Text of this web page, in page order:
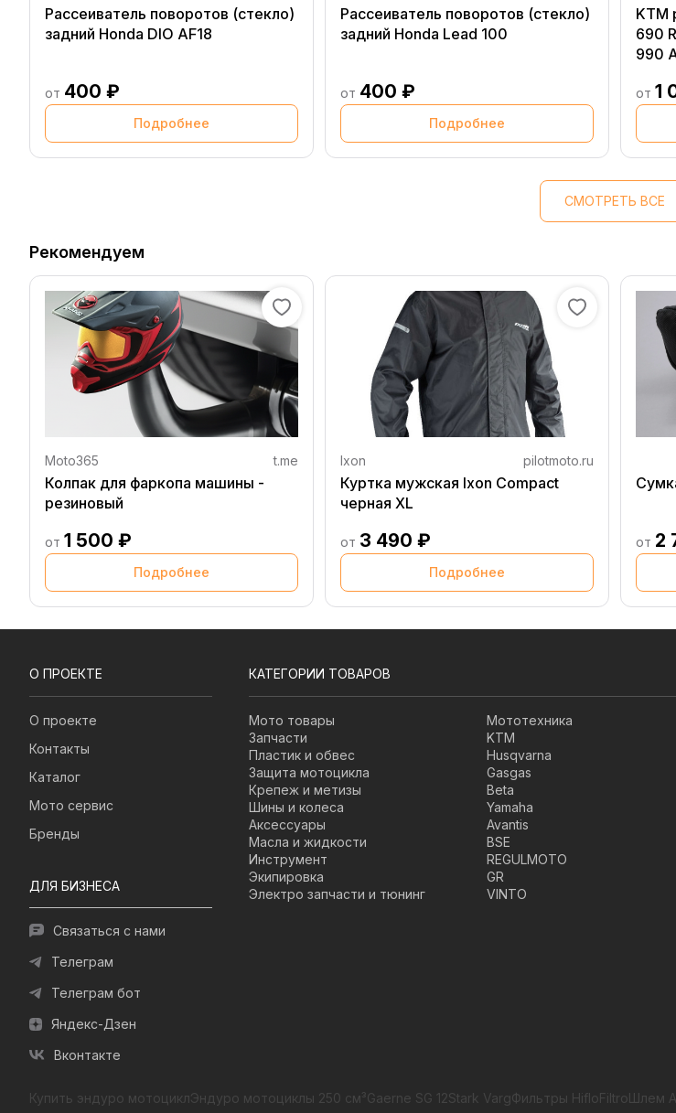
Рассеиватель поворотов (стекло)
задний Honda DIO AF18
от 400 ₽
Подробнее
Рассеиватель поворотов (стекло)
задний Honda Lead 100
от 400 ₽
Подробнее
KTM
690
990
от 1
СМОТРЕТЬ ВСЕ
Рекомендуем
Moto365 t.me
Колпак для фаркопа машины -
резиновый
от 1 500 ₽
Подробнее
Ixon pilotmoto.ru
Куртка мужская Ixon Compact
черная XL
от 3 490 ₽
Подробнее
от 2
О ПРОЕКТЕ
О проекте
Контакты
Каталог
Мото сервис
Бренды
ДЛЯ БИЗНЕСА
Связаться с нами
Телеграм
Телеграм бот
Яндекс-Дзен
Вконтакте
КАТЕГОРИИ ТОВАРОВ
Мото товары
Запчасти
Пластик и обвес
Защита мотоцикла
Крепеж и метизы
Шины и колеса
Аксессуары
Масла и жидкости
Инструмент
Экипировка
Электро запчасти и тюнинг
Мототехника
KTM
Husqvarna
Gasgas
Beta
Yamaha
Avantis
BSE
REGULMOTO
GR
VINTO
Купить эндуро мотоциклЭндуро мотоциклы 250 см³Gaerne SG 12Stark VargФильтры HifloFiltroШлем